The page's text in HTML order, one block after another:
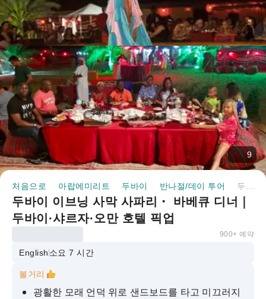
9
처음으로 아랍에미리트 두바이 반나절/데이 투어
두바이 이브닝 사막 사파리・ 바베큐 디너｜
두바이·샤르자·오만 호텔 픽업
900+ 예약
English 소요 7 시간
볼거리
광활한 모래 언덕 위로 샌드보드를 타고 미끄러지